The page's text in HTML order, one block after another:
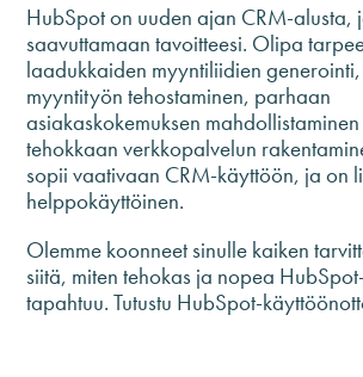
HubSpot on uuden ajan CRM-alusta,
saavuttamaan tavoitteesi. Olipa
laadukkaiden myyntiliidien
myyntityön tehostaminen, parhaan
asiakaskokemuksen
tehokkaan verkkopalvelun
sopii vaativaan CRM-käyttöön, ja on
helppokäyttöinen.
Olemme koonneet sinulle kaiken
siitä, miten tehokas ja nopea
tapahtuu. Tutustu HubSpot-